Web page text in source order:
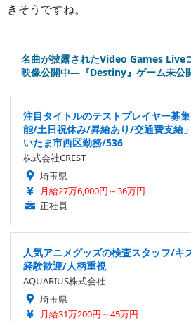
きそうですね。
名曲が披露されたVideo Games Live
映像公開中―『Destiny』ゲーム未公
注目タイトルのテストプレイヤー募
能/土日祝休み/昇給あり/交通費支給
いたま市西区勤務/536
株式会社CREST
埼玉県
月給27万6,000円～36万円
正社員
人気アニメグッズの検査スタッフ/キ
経験歓迎/人柄重視
AQUARIUS株式会社
埼玉県
月給31万200円～45万円